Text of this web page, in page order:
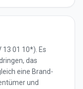
01 10*). Es
das
eine Brand-
und